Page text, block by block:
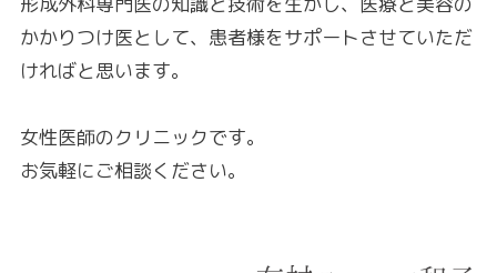
かかりつけ医として、患者様をサポートさせていただ
ければと思います。
女性医師のクリニックです。
お気軽にご相談ください。